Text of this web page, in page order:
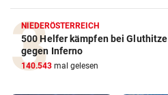
NIEDERÖSTERREICH
500 Helfer kämpfen bei Gluthitze
gegen Inferno
140.543 mal gelesen